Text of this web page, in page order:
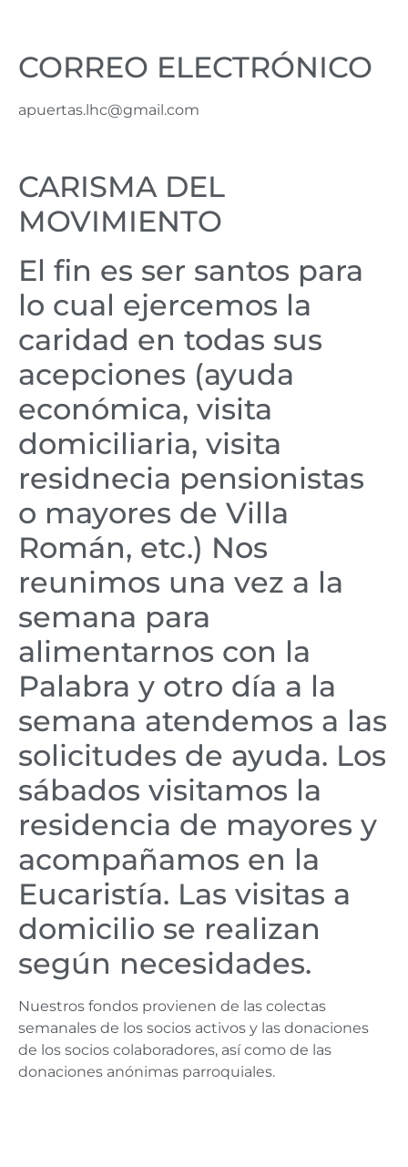
CORREO ELECTRÓNICO
apuertas.lhc@gmail.com
CARISMA DEL
MOVIMIENTO
El fin es ser santos para
lo cual ejercemos la
caridad en todas sus
acepciones (ayuda
económica, visita
domiciliaria, visita
residnecia pensionistas
o mayores de Villa
Román, etc.) Nos
reunimos una vez a la
semana para
alimentarnos con la
Palabra y otro día a la
semana atendemos a las
solicitudes de ayuda. Los
sábados visitamos la
residencia de mayores y
acompañamos en la
Eucaristía. Las visitas a
domicilio se realizan
según necesidades.
Nuestros fondos provienen de las colectas
semanales de los socios activos y las donaciones
de los socios colaboradores, así como de las
donaciones anónimas parroquiales.